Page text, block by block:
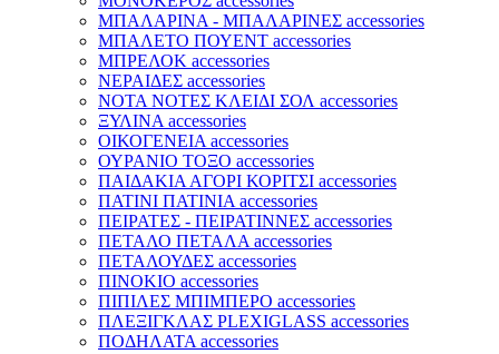
ΜΠΑΛΑΡΙΝΑ - ΜΠΑΛΑΡΙΝΕΣ accessories
ΜΠΑΛΕΤΟ ΠΟΥΕΝΤ accessories
ΜΠΡΕΛΟΚ accessories
ΝΕΡΑΙΔΕΣ accessories
ΝΟΤΑ ΝΟΤΕΣ ΚΛΕΙΔΙ ΣΟΛ accessories
ΞΥΛΙΝΑ accessories
ΟΙΚΟΓΕΝΕΙΑ accessories
ΟΥΡΑΝΙΟ ΤΟΞΟ accessories
ΠΑΙΔΑΚΙΑ ΑΓΟΡΙ ΚΟΡΙΤΣΙ accessories
ΠΑΤΙΝΙ ΠΑΤΙΝΙΑ accessories
ΠΕΙΡΑΤΕΣ - ΠΕΙΡΑΤΙΝΝΕΣ accessories
ΠΕΤΑΛΟ ΠΕΤΑΛΑ accessories
ΠΕΤΑΛΟΥΔΕΣ accessories
ΠΙΝΟΚΙΟ accessories
ΠΙΠΙΛΕΣ ΜΠΙΜΠΕΡΟ accessories
ΠΛΕΞΙΓΚΛΑΣ PLEXIGLASS accessories
ΠΟΔΗΛΑΤΑ accessories